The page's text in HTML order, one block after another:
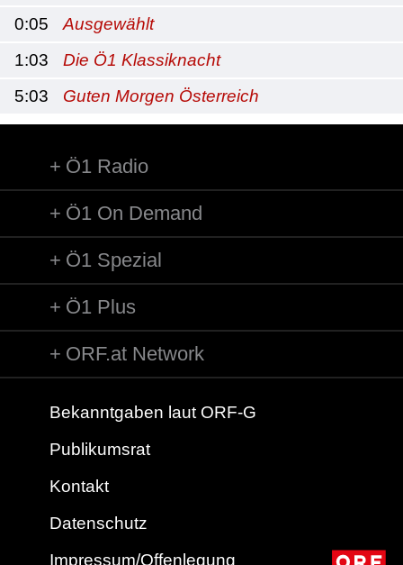
0:05
Ausgewählt
1:03
Die Ö1 Klassiknacht
5:03
Guten Morgen Österreich
Ö1 Radio
Ö1 On Demand
Ö1 Spezial
Ö1 Plus
ORF.at Network
Bekanntgaben laut ORF-G
Publikumsrat
Kontakt
Datenschutz
Impressum/Offenlegung